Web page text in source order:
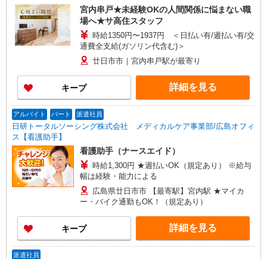
宮内串戸★未経験OKの人間関係に悩まない職
場へ★サ高住スタッフ
時給1350円〜1937円 ＜日払い有/週払い有/交
通費全支給(ガソリン代含む)＞
廿日市市｜宮内串戸駅が最寄り
キープ 詳細を見る
アルバイト パート 派遣社員
日研トータルソーシング株式会社 メディカルケア事業部/広島オフィ
ス【看護助手】
看護助手（ナースエイド）
時給1,300円 ★週払いOK（規定あり） ※給与
幅は経験・能力による
広島県廿日市市 【最寄駅】宮内駅 ★マイカ
ー・バイク通勤もOK！（規定あり）
キープ 詳細を見る
派遣社員